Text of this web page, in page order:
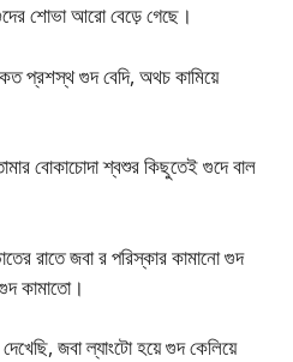
শোভা আরো বেড়ে গেছে।
প্রশস্থ গুদ বেদি, অথচ কামিয়ে
বোকাচোদা শ্বশুর কিছুতেই গুদে বাল
রাতে জবা র পরিস্কার কামানো গুদ
কামাতো।
জবা ল্যাংটো হয়ে গুদ কেলিয়ে